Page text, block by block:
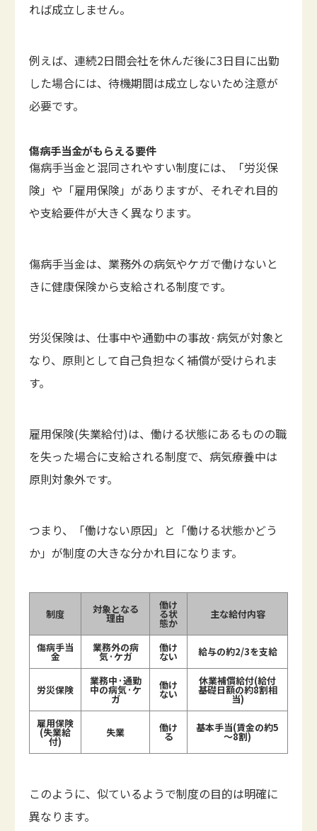
れば成立しません。
例えば、連続2日間会社を休んだ後に3日目に出勤
した場合には、待機期間は成立しないため注意が
必要です。
傷病手当金がもらえる要件
傷病手当金と混同されやすい制度には、「労災保
険」や「雇用保険」がありますが、それぞれ目的
や支給要件が大きく異なります。
傷病手当金は、業務外の病気やケガで働けないと
きに健康保険から支給される制度です。
労災保険は、仕事中や通勤中の事故·病気が対象と
なり、原則として自己負担なく補償が受けられま
す。
雇用保険(失業給付)は、働ける状態にあるものの職
を失った場合に支給される制度で、病気療養中は
原則対象外です。
つまり、「働けない原因」と「働ける状態かどう
か」が制度の大きな分かれ目になります。
制度 対象となる
理由
働け
る状
態か
主な給付内容
傷病手当
金
業務外の病
気·ケガ
働け
ない 給与の約2/3を支給
労災保険
業務中·通勤
中の病気·ケ
ガ
働け
ない
休業補償給付(給付
基礎日額の約8割相
当)
雇用保険
(失業給
付)
失業 働け
る
基本手当(賃金の約5
～8割)
このように、似ているようで制度の目的は明確に
異なります。